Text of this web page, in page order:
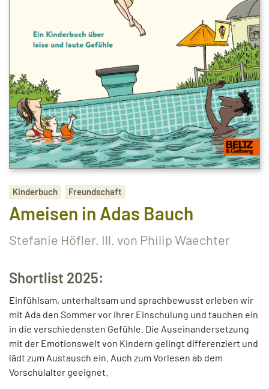
Kinderbuch Freundschaft
Ameisen in Adas Bauch
Stefanie Höfler. Ill. von Philip Waechter
Shortlist 2025:
Einfühlsam, unterhaltsam und sprachbewusst erleben wir
mit Ada den Sommer vor ihrer Einschulung und tauchen ein
in die verschiedensten Gefühle. Die Auseinandersetzung
mit der Emotionswelt von Kindern gelingt differenziert und
lädt zum Austausch ein. Auch zum Vorlesen ab dem
Vorschulalter geeignet.